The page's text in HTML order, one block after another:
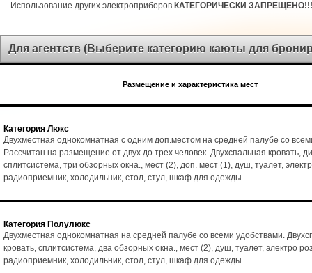
Использование других электроприборов КАТЕГОРИЧЕСКИ ЗАПРЕЩЕНО!!!
Для агентств (Выберите категорию каюты для
Размещение и характеристика мест
Категория Люкс
Двухместная однокомнатная с одним доп.местом на средней палубе со
Рассчитан на размещение от двух до трех человек. Двухспальная кровать,
сплитсистема, три обзорных окна., мест (2), доп. мест (1), душ, туалет,
радиоприемник, холодильник, стол, стул, шкаф для одежды
Категория Полулюкс
Двухместная однокомнатная на средней палубе со всеми удобствами.
кровать, сплитсистема, два обзорных окна., мест (2), душ, туалет, электро
радиоприемник, холодильник, стол, стул, шкаф для одежды